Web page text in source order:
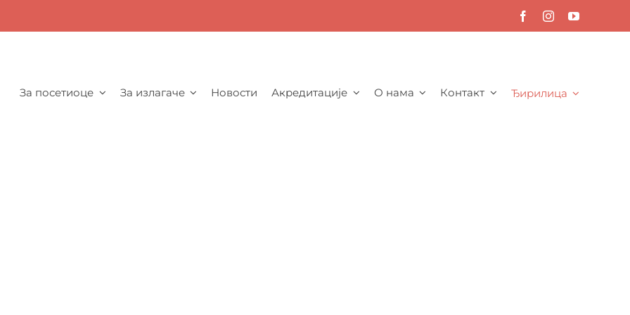
За посетиоце За излагаче Новости Акредитације О нама Контакт Ђирилица